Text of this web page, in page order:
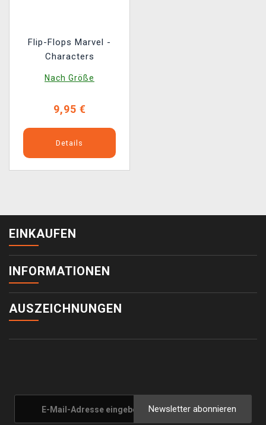
Flip-Flops Marvel -
Characters
Nach Größe
9,95 €
Details
EINKAUFEN
INFORMATIONEN
AUSZEICHNUNGEN
Newsletter abonnieren